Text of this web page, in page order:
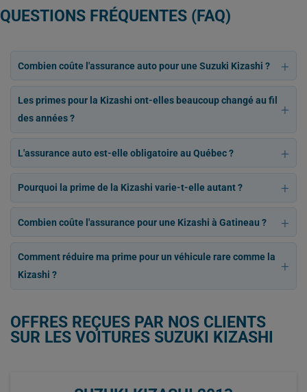
QUESTIONS FRÉQUENTES (FAQ)
Combien coûte l'assurance auto pour une Suzuki Kizashi ?
Les primes pour la Kizashi ont-elles beaucoup changé au fil
des années ?
L'assurance auto est-elle obligatoire au Québec ?
Pourquoi la prime de la Kizashi varie-t-elle autant ?
Combien coûte l'assurance pour une Kizashi à Gatineau ?
Comment réduire ma prime pour un véhicule rare comme la
Kizashi ?
OFFRES REÇUES PAR NOS CLIENTS
SUR LES VOITURES SUZUKI KIZASHI